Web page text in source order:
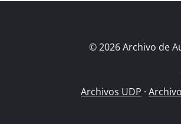
© 2026 Archivo de
Archivos UDP ·